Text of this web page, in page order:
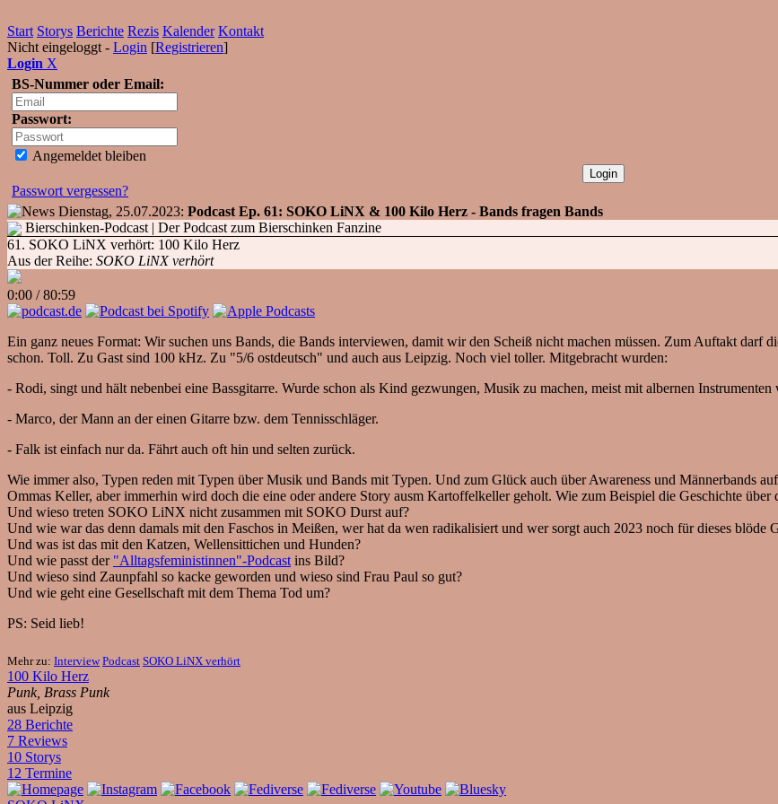
Start Storys Berichte Rezis Kalender Kontakt
Nicht eingeloggt - Login [Registrieren]
Login X
BS-Nummer oder Email:
Passwort:
Angemeldet bleiben
Passwort vergessen?
Dienstag, 25.07.2023: Podcast Ep. 61: SOKO LiNX & 100 Kilo Herz - Bands fragen Bands
Bierschinken-Podcast | Der Podcast zum Bierschinken Fanzine
61. SOKO LiNX verhört: 100 Kilo Herz
Aus der Reihe: SOKO LiNX verhört
0:00 /80:59
Ein ganz neues Format: Wir suchen uns Bands, die Bands interviewen, damit wir den Scheiß nicht machen müssen. Zum Auftakt
schon. Toll. Zu Gast sind 100 kHz. Zu "5/6 ostdeutsch" und auch aus Leipzig. Noch viel toller. Mitgebracht wurden:
- Rodi, singt und hält nebenbei eine Bassgitarre. Wurde schon als Kind gezwungen, Musik zu machen, meist mit albernen
- Marco, der Mann an der einen Gitarre bzw. dem Tennisschläger.
- Falk ist einfach nur da. Fährt auch oft hin und selten zurück.
Wie immer also, Typen reden mit Typen über Musik und Bands mit Typen. Und zum Glück auch über Awareness und Männerbands
Ommas Keller, aber immerhin wird doch die eine oder andere Story ausm Kartoffelkeller geholt. Wie zum Beispiel die Geschichte
Und wieso treten SOKO LiNX nicht zusammen mit SOKO Durst auf?
Und wie war das denn damals mit den Faschos in Meißen, wer hat da wen radikalisiert und wer sorgt auch 2023 noch für dieses blöde
Und was ist das mit den Katzen, Wellensittichen und Hunden?
Und wie passt der "Alltagsfeministinnen"-Podcast ins Bild?
Und wieso sind Zaunpfahl so kacke geworden und wieso sind Frau Paul so gut?
Und wie geht eine Gesellschaft mit dem Thema Tod um?
PS: Seid lieb!
Mehr zu: Interview Podcast SOKO LiNX verhört
100 Kilo Herz
Punk, Brass Punk
aus Leipzig
28 Berichte
7 Reviews
10 Storys
12 Termine